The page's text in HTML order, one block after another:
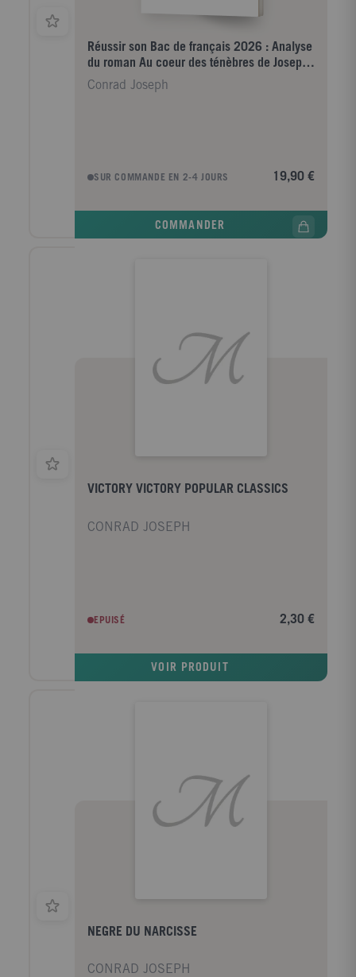
Réussir son Bac de français 2026 : Analyse
du roman Au coeur des ténèbres de Joseph
Conrad
Conrad Joseph
SUR COMMANDE EN 2-4 JOURS 19,90 €
COMMANDER
VICTORY VICTORY POPULAR CLASSICS
CONRAD JOSEPH
EPUISÉ 2,30 €
VOIR PRODUIT
NEGRE DU NARCISSE
CONRAD JOSEPH